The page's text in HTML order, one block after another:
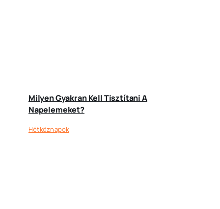
Milyen Gyakran Kell Tisztítani A
Napelemeket?
Hétköznapok